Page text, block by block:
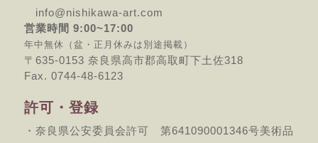
info@nishikawa-art.com
営業時間 9:00~17:00
年中無休（盆・正月休みは別途掲載）
〒635-0153 奈良県高市郡高取町下土佐318
Fax. 0744-48-6123
許可・登録
・奈良県公安委員会許可 第641090001346号美術品